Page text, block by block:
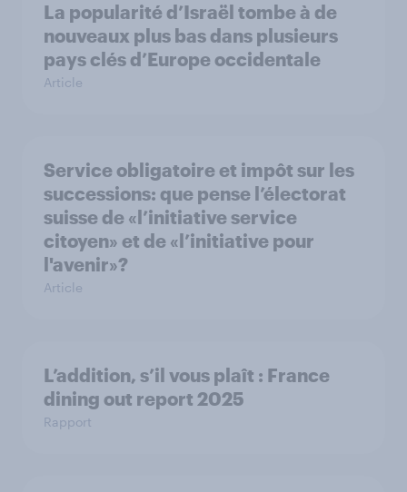
La popularité d’Israël tombe à de
nouveaux plus bas dans plusieurs
pays clés d’Europe occidentale
Article
Service obligatoire et impôt sur les
successions: que pense l’électorat
suisse de «l’initiative service
citoyen» et de «l’initiative pour
l'avenir»?
Article
L’addition, s’il vous plaît : France
dining out report 2025​
Rapport